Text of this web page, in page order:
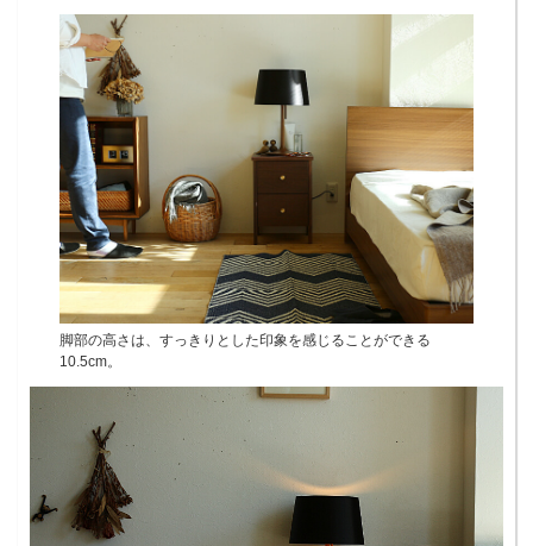
脚部の高さは、すっきりとした印象を感じることができる
10.5cm。